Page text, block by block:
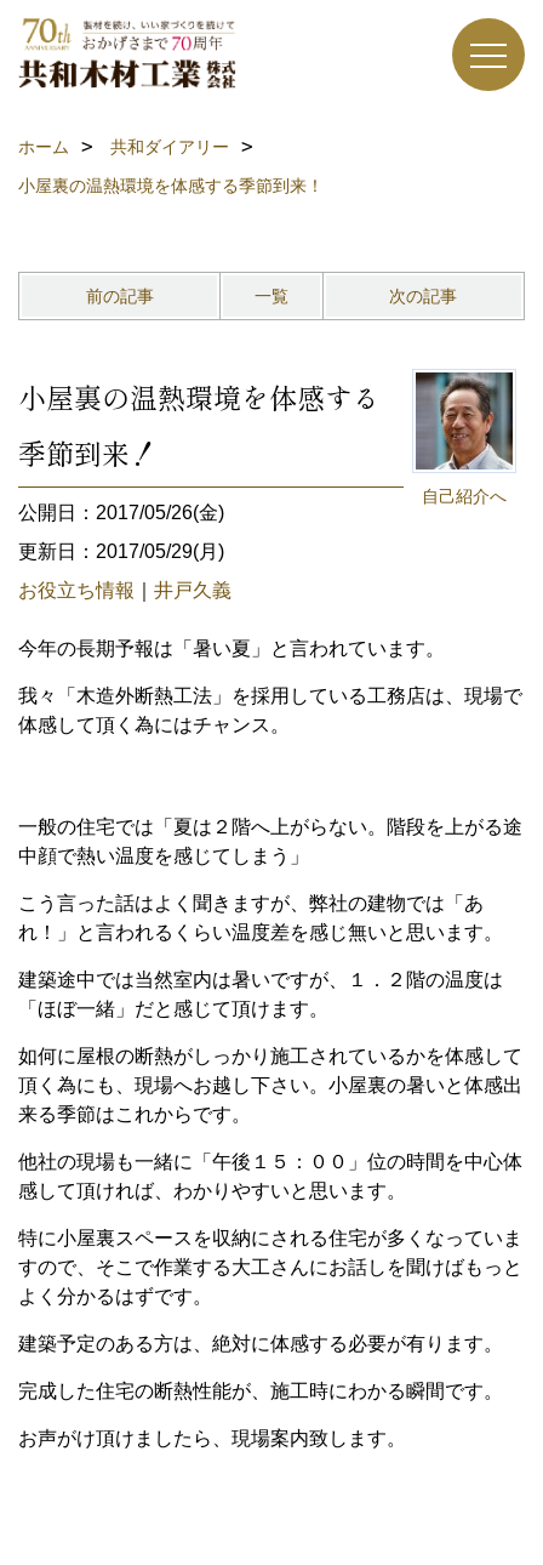
ホーム
共和ダイアリー
小屋裏の温熱環境を体感する季節到来！
前の記事 一覧 次の記事
自己紹介へ
小屋裏の温熱環境を体感する
季節到来！
公開日：2017/05/26(金)
更新日：2017/05/29(月)
お役立ち情報
井戸久義
今年の長期予報は「暑い夏」と言われています。
我々「木造外断熱工法」を採用している工務店は、現場で
体感して頂く為にはチャンス。
一般の住宅では「夏は２階へ上がらない。階段を上がる途
中顔で熱い温度を感じてしまう」
こう言った話はよく聞きますが、弊社の建物では「あ
れ！」と言われるくらい温度差を感じ無いと思います。
建築途中では当然室内は暑いですが、１．２階の温度は
「ほぼ一緒」だと感じて頂けます。
如何に屋根の断熱がしっかり施工されているかを体感して
頂く為にも、現場へお越し下さい。小屋裏の暑いと体感出
来る季節はこれからです。
他社の現場も一緒に「午後１５：００」位の時間を中心体
感して頂ければ、わかりやすいと思います。
特に小屋裏スペースを収納にされる住宅が多くなっていま
すので、そこで作業する大工さんにお話しを聞けばもっと
よく分かるはずです。
建築予定のある方は、絶対に体感する必要が有ります。
完成した住宅の断熱性能が、施工時にわかる瞬間です。
お声がけ頂けましたら、現場案内致します。